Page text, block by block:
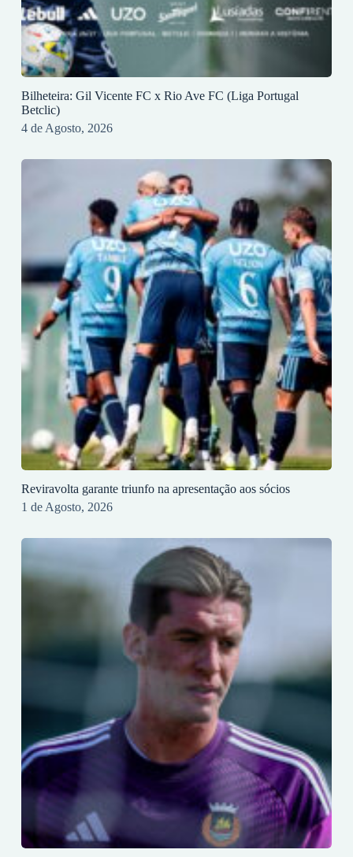
Bilheteira: Gil Vicente FC x Rio Ave FC (Liga Portugal
Betclic)
4 de Agosto, 2026
Reviravolta garante triunfo na apresentação aos sócios
1 de Agosto, 2026